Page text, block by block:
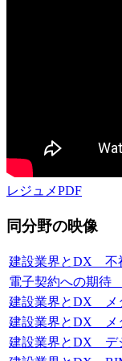
レジュメPDF
同分野の映像
建設業界とDX 不
電子契約への期待
建設業界とDX メ
建設業界とDX メ
建設業界とDX デ